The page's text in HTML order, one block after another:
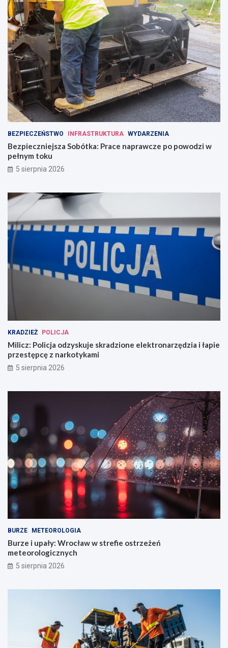
BEZPIECZEŃSTWO INFRASTRUKTURA WYDARZENIA
Bezpieczniejsza Sobótka: Prace naprawcze po powodzi w
pełnym toku
5 sierpnia 2026
KRADZIEŻ POLICJA
Milicz: Policja odzyskuje skradzione elektronarzędzia i łapie
przestępcę z narkotykami
5 sierpnia 2026
BURZE METEOROLOGIA
Burze i upały: Wrocław w strefie ostrzeżeń
meteorologicznych
5 sierpnia 2026